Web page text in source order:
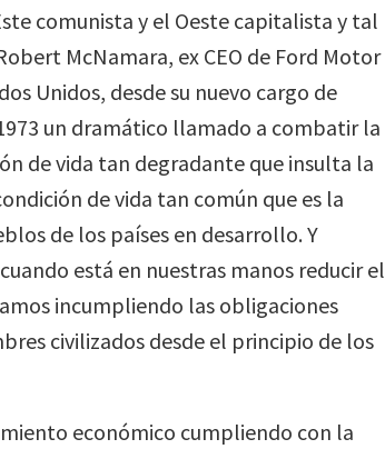
comunista y el Oeste capitalista y tal
McNamara, ex CEO de Ford Motor
Unidos, desde su nuevo cargo de
un dramático llamado a combatir la
de vida tan degradante que insulta la
de vida tan común que es la
de los países en desarrollo. Y
está en nuestras manos reducir el
incumpliendo las obligaciones
civilizados desde el principio de los
económico cumpliendo con la